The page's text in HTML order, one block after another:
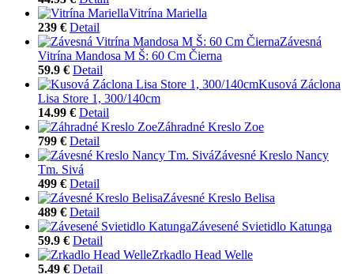
Vitrína Mariella
239 € Detail
Závesná
Vitrína Mandosa M Š: 60 Cm Čierna
59.9 € Detail
Kusová Záclona
Lisa Store 1, 300/140cm
14.99 € Detail
Záhradné Kreslo Zoe
799 € Detail
Závesné Kreslo Nancy
Tm. Sivá
499 € Detail
Závesné Kreslo Belisa
489 € Detail
Závesené Svietidlo Katunga
59.9 € Detail
Zrkadlo Head Welle
5.49 € Detail